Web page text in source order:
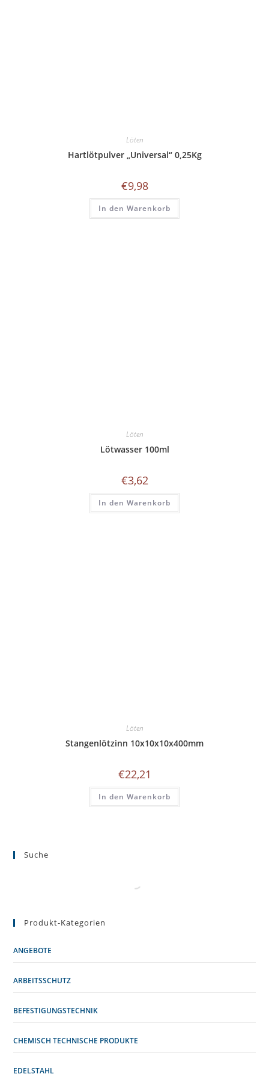
Löten
Hartlötpulver „Universal“ 0,25Kg
€9,98
In den Warenkorb
Löten
Lötwasser 100ml
€3,62
In den Warenkorb
Löten
Stangenlötzinn 10x10x10x400mm
€22,21
In den Warenkorb
Suche
Produkt-Kategorien
ANGEBOTE
ARBEITSSCHUTZ
BEFESTIGUNGSTECHNIK
CHEMISCH TECHNISCHE PRODUKTE
EDELSTAHL